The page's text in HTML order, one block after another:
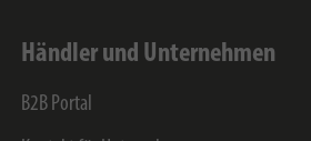
Händler und Unternehmen
B2B Portal